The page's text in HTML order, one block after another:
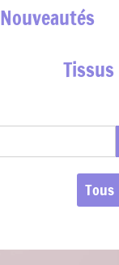
Nouveautés
Tissus
Tous